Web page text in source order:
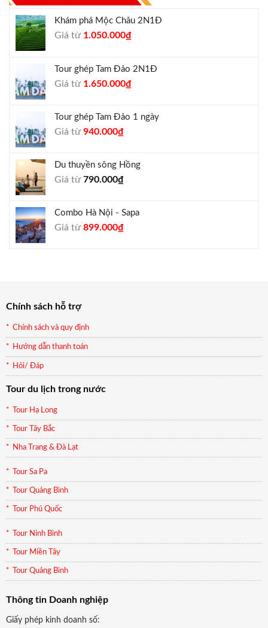
Khám phá Mộc Châu 2N1Đ
Giá từ Giá
1.300.000₫.
1.050.000₫Giá
là:
Tour ghép Tam Đảo 2N1Đ
Giá từ Giá
1.800.000₫.
1.650.000₫Giá
là:
Tour ghép Tam Đảo 1 ngày
Giá từGiá
1.000.000₫.
940.000₫Giá
là:
Du thuyền sông Hồng
Giá từ790.000₫
Combo Hà Nội - Sapa
Giá từGiá
899.000₫Giá
Chính sách hỗ trợ
Chính sách và quy định
Hướng dẫn thanh toán
Hỏi/ Đáp
Tour du lịch trong nước
Tour Hạ Long
Tour Tây Bắc
Nha Trang & Đà Lạt
Tour Sa Pa
Tour Quảng Bình
Tour Phú Quốc
Tour Ninh Bình
Tour Miền Tây
Tour Quảng Bình
Thông tin Doanh nghiệp
Giấy phép kinh doanh số: